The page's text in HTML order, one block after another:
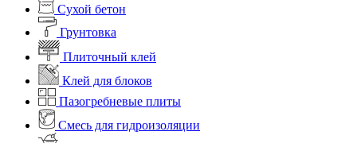
Сухой бетон
Грунтовка
Плиточный клей
Клей для блоков
Пазогребневые плиты
Смесь для гидроизоляции